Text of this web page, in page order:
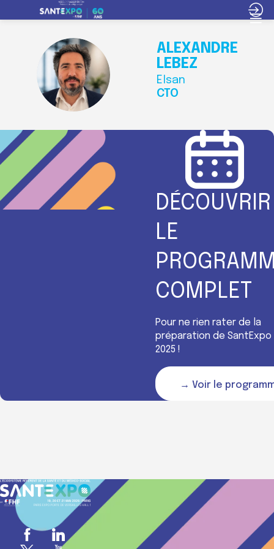
AL
ALEXANDRE
LEBEZ
Elsan
CTO
DÉCOUVRIR
LE
COMPLET
Pour ne rien rater de la
préparation de SantExpo
2025 !
→ Voir le